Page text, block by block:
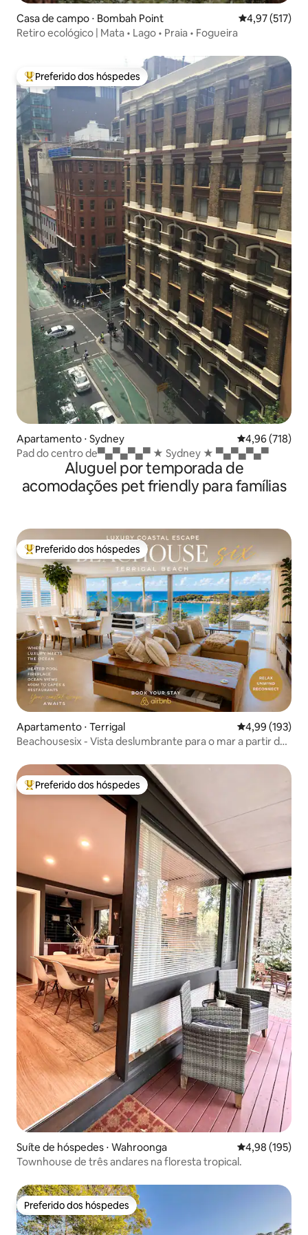
Casa de campo ⋅ Bombah Point 4,97 de uma
4,97 (517)
Retiro ecológico | Mata • Lago • Praia • Fogueira
Entre os melhores preferidos dos hóspedes
Preferido dos hóspedes
Apartamento ⋅ Sydney 4,96 de uma
4,96 (718)
Pad do centro de▀▄▀▄▀▄▀ ★ Sydney ★ ▀▄▀▄▀▄▀
Aluguel por temporada de
acomodações pet friendly para famílias
Entre os melhores preferidos dos hóspedes
Preferido dos hóspedes
Apartamento ⋅ Terrigal 4,99 de uma
4,99 (193)
Beachousesix - Vista deslumbrante para o mar a partir de
Entre os melhores preferidos dos hóspedes
Preferido dos hóspedes
Suíte de hóspedes ⋅ Wahroonga 4,98 de uma
4,98 (195)
Townhouse de três andares na floresta tropical.
Preferido dos hóspedes
Preferido dos hóspedes